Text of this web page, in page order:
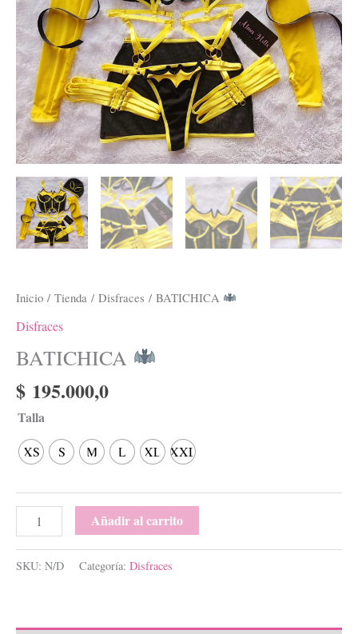
Inicio / Tienda / Disfraces / BATICHICA
Disfraces
BATICHICA
$ 195.000,0
Talla
XS S M L XL XXL
Añadir al carrito
SKU: N/D Categoría: Disfraces